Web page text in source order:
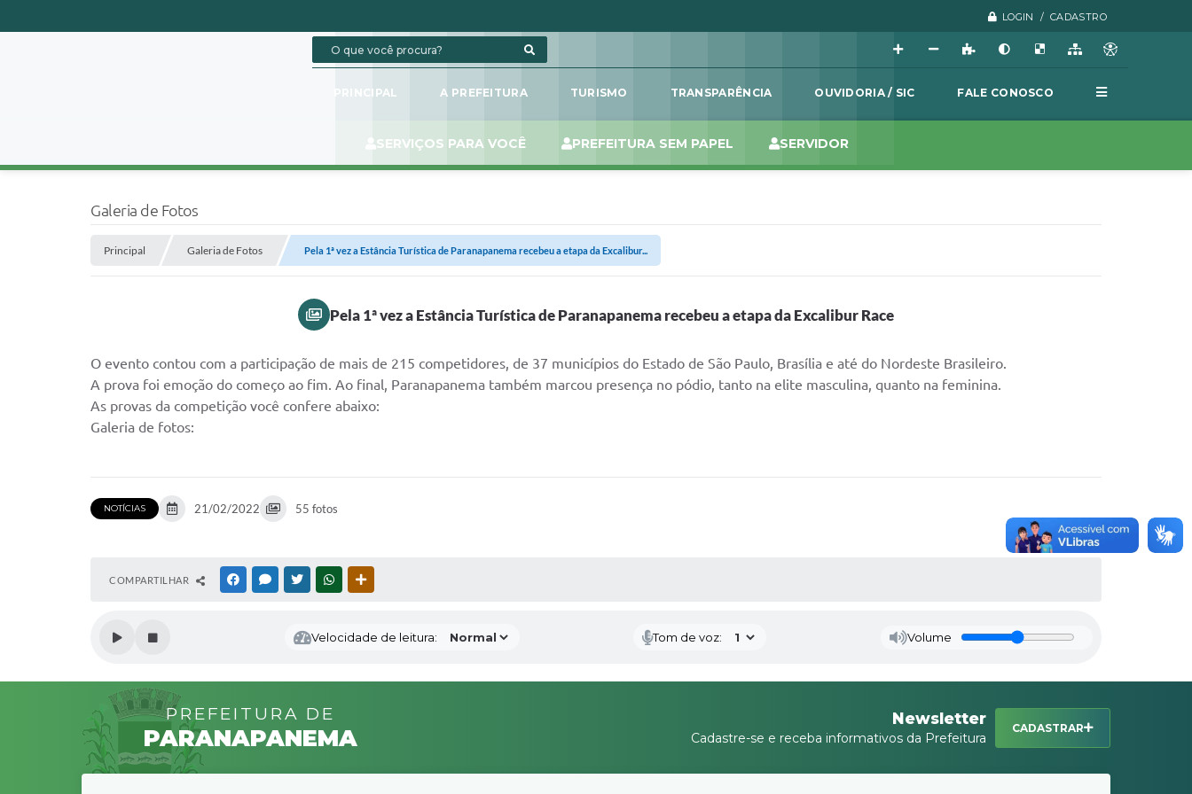
LOGIN / CADASTRO
PRINCIPAL A PREFEITURA TURISMO TRANSPARÊNCIA OUVIDORIA / SIC FALE CONOSCO
SERVIÇOS PARA VOCÊ PREFEITURA SEM PAPEL SERVIDOR
Galeria de Fotos
Principal Galeria de Fotos Pela 1ª vez a Estância Turística de Paranapanema recebeu a etapa da Excalibur...
Pela 1ª vez a Estância Turística de Paranapanema recebeu a etapa da Excalibur Race
O evento contou com a participação de mais de 215 competidores, de 37 municípios do Estado de São Paulo, Brasília e até do Nordeste Brasileiro.
A prova foi emoção do começo ao fim. Ao final, Paranapanema também marcou presença no pódio, tanto na elite masculina, quanto na feminina.
As provas da competição você confere abaixo:
Galeria de fotos:
NOTÍCIAS 21/02/2022 55 fotos
COMPARTILHAR FACEBOOKMESSENGER
TWITTERWHATSAPP
Velocidade de leitura: Tom de voz: Volume
PREFEITURA DE
PARANAPANEMA
Newsletter
Cadastre-se e receba informativos da Prefeitura
CADASTRAR